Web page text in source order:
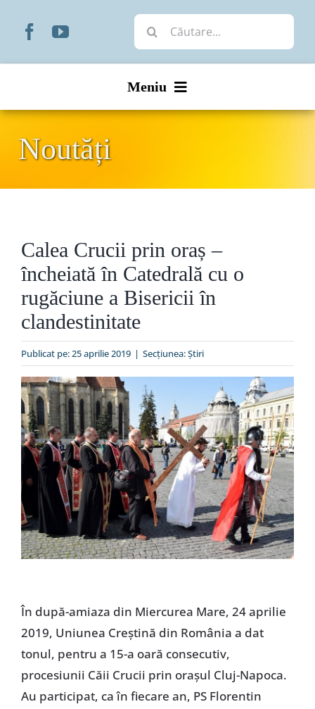
Cautare...
Meniu
Organizare
Liturgic
Special
Noutăți
Calea Crucii prin oraș –
încheiată în Catedrală cu o
rugăciune a Bisericii în
clandestinitate
Publicat pe: 25 aprilie 2019 | Secțiunea:Ştiri
În după-amiaza din Miercurea Mare, 24 aprilie
2019, Uniunea Creștină din România a dat
tonul, pentru a 15-a oară consecutiv,
procesiunii Căii Crucii prin orașul Cluj-Napoca.
Au participat, ca în fiecare an, PS Florentin